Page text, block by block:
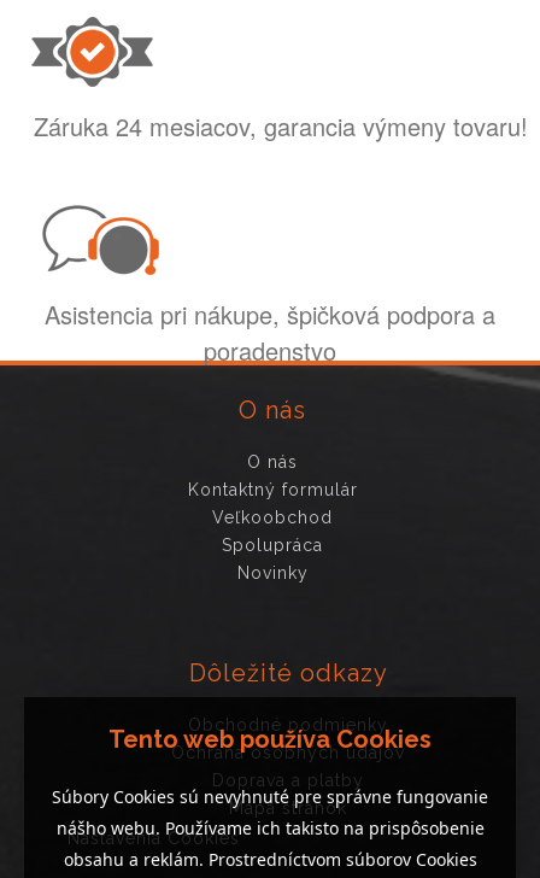
Záruka 24 mesiacov, garancia výmeny tovaru!
Asistencia pri nákupe, špičková podpora a
poradenstvo
O nás
O nás
Kontaktný formulár
Veľkoobchod
Spolupráca
Novinky
Dôležité odkazy
Obchodné podmienky
Ochrana osobných údajov
Doprava a platby
Mapa stránok
Nastavenia Cookies
Tento web používa Cookies
Súbory Cookies sú nevyhnuté pre správne fungovanie
nášho webu. Používame ich takisto na prispôsobenie
obsahu a reklám. Prostredníctvom súborov Cookies